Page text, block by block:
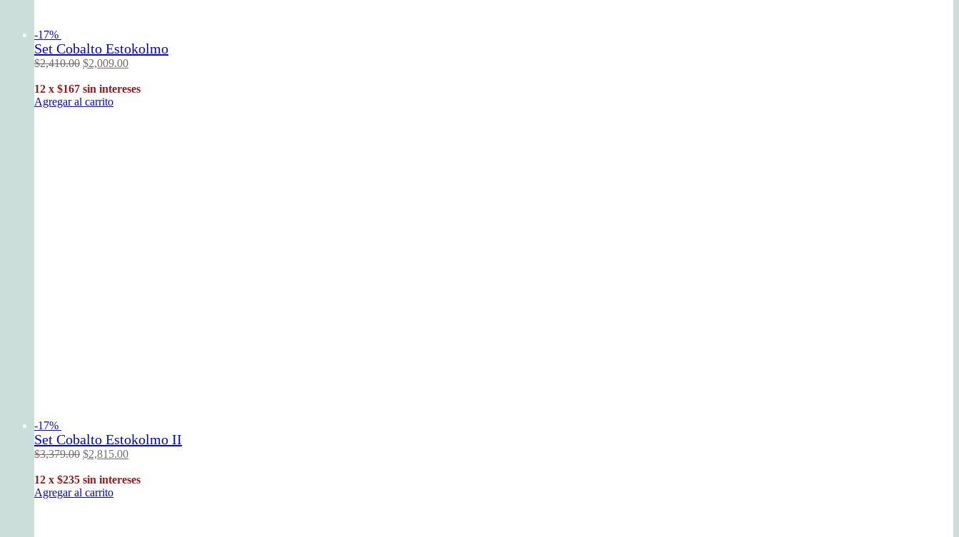
-17%
Set Cobalto Estokolmo
$2,410.00 $2,009.00
12 x $167 sin intereses
Agregar al carrito
-17%
Set Cobalto Estokolmo II
$3,379.00 $2,815.00
12 x $235 sin intereses
Agregar al carrito